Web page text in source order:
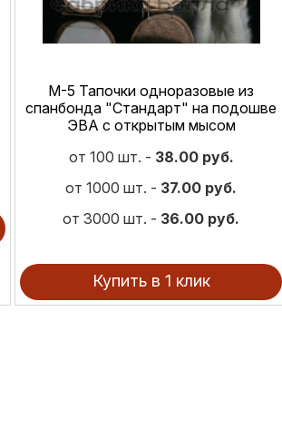
М-5 Тапочки одноразовые из
спанбонда "Стандарт" на подошве
ЭВА с открытым мысом
от 100 шт. - 38.00 руб.
от 1000 шт. - 37.00 руб.
от 3000 шт. - 36.00 руб.
Купить в 1 клик